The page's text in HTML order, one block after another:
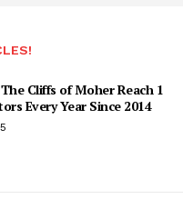
The Cliffs of Moher Reach 1
Every Year Since 2014